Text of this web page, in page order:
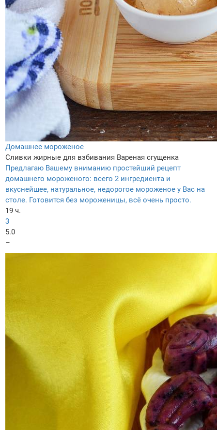
Домашнее мороженое
Сливки жирные для взбивания Вареная сгущенка
Предлагаю Вашему вниманию простейший рецепт
домашнего мороженого: всего 2 ингредиента и
вкуснейшее, натуральное, недорогое мороженое у Вас на
столе. Готовится без мороженицы, всё очень просто.
19 ч.
3
5.0
–